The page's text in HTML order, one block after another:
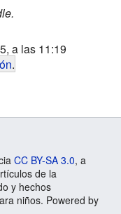
a las 11:19
.
CC BY-SA 3.0, a
de la
y hechos
niños. Powered by